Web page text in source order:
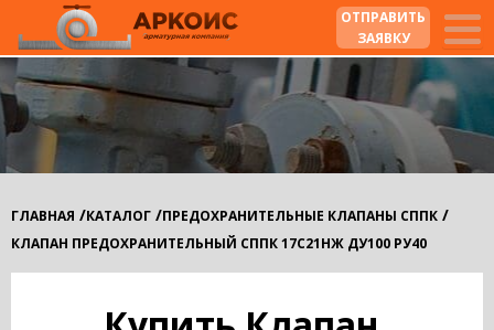
ОТПРАВИТЬ
ЗАЯВКУ
ГЛАВНАЯ /КАТАЛОГ /ПРЕДОХРАНИТЕЛЬНЫЕ КЛАПАНЫ СППК /
КЛАПАН ПРЕДОХРАНИТЕЛЬНЫЙ СППК 17С21НЖ ДУ100 РУ40